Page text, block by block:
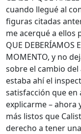
cuando llegué al
figuras citadas
me acerqué a ellos
QUE DEBERÍAMOS
MOMENTO, y no
sobre el cambio
estaba ahí el
satisfacción que
explicarme – ahora
más listos que
derecho a tener